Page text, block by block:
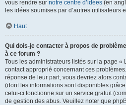
vous rendre sur notre centre d’idées (en
les idées soumises par d’autres utilisateurs
Haut
Qui dois-je contacter à propos de
à ce forum ?
Tous les administrateurs listés sur la page «
contact approprié concernant ces
réponse de leur part, vous devriez alors
(dont les informations sont disponibles
celui-ci fonctionne sur un service gratuit
de gestion des abus. Veuillez noter que